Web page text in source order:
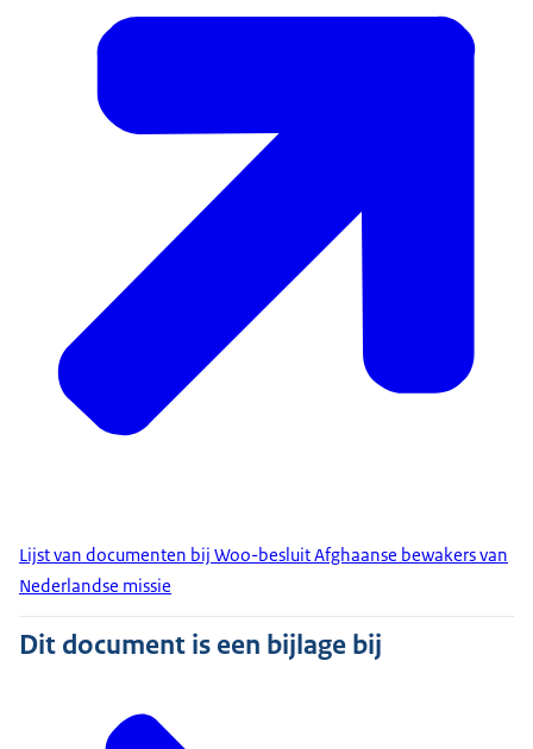
Lijst van documenten bij Woo-besluit Afghaanse bewakers van
Nederlandse missie
Dit document is een bijlage bij